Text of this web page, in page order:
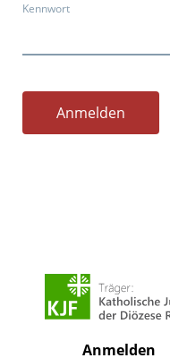
Kennwort
Anmelden
Anmelden